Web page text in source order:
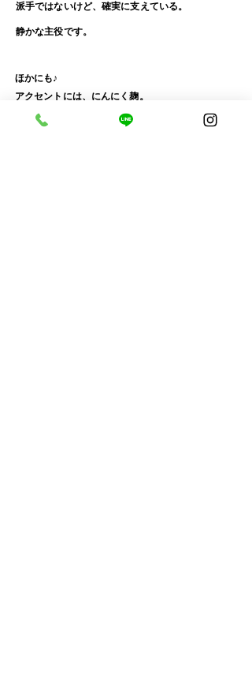
派手ではないけど、確実に支えている。
​静かな主役です。
​ほかにも♪
​アクセントには、 にんにく麹。